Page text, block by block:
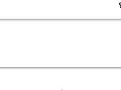
على الأحكام السابقة